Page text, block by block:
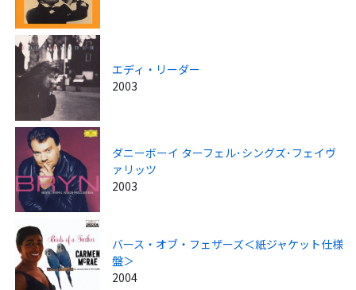
エディ・リーダー
2003
ダニーボーイ ターフェル･シングズ･フェイヴ
ァリッツ
2003
バース・オブ・フェザーズ＜紙ジャケット仕様
盤＞
2004